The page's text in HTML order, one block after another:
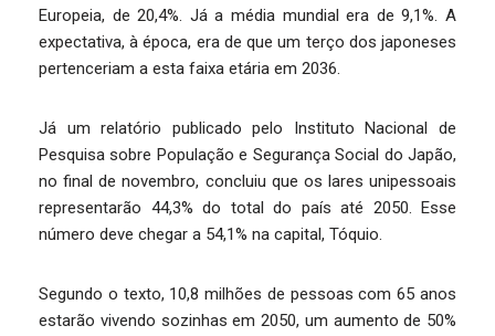
Europeia, de 20,4%. Já a média mundial era de 9,1%. A
expectativa, à época, era de que um terço dos japoneses
pertenceriam a esta faixa etária em 2036.
Já um relatório publicado pelo Instituto Nacional de
Pesquisa sobre População e Segurança Social do Japão,
no final de novembro, concluiu que os lares unipessoais
representarão 44,3% do total do país até 2050. Esse
número deve chegar a 54,1% na capital, Tóquio.
Segundo o texto, 10,8 milhões de pessoas com 65 anos
estarão vivendo sozinhas em 2050, um aumento de 50%